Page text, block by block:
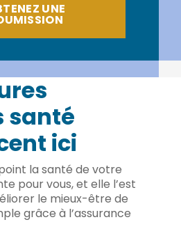
UNE
santé
ici
la santé de votre
pour vous, et elle l’est
le mieux-être de
grâce à l’assurance